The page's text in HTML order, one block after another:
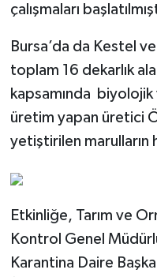
çalışmaları
Bursa’da da Kestel
toplam 16 dekarlık
kapsamında
üretim yapan üretici
yetiştirilen marulların
Etkinliğe, Tarım ve
Kontrol Genel
Karantina Daire